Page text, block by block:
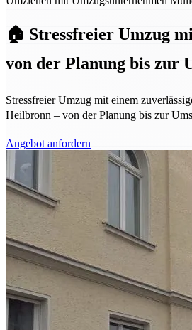
🏠 Stressfreier Umzug
von der Planung bis zur
Stressfreier Umzug mit einem
Heilbronn – von der Planung bis zur
Angebot anfordern